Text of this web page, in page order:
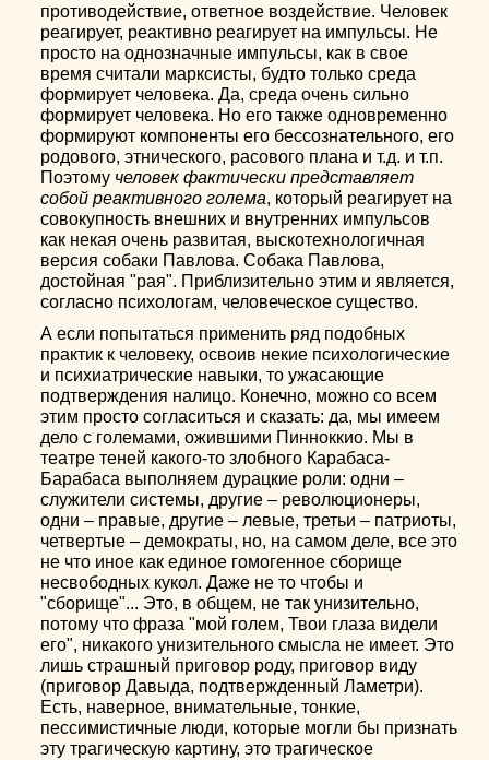
противодействие, ответное воздействие. Человек
реагирует, реактивно реагирует на импульсы. Не
просто на однозначные импульсы, как в свое
время считали марксисты, будто только среда
формирует человека. Да, среда очень сильно
формирует человека. Но его также одновременно
формируют компоненты его бессознательного, его
родового, этнического, расового плана и т.д. и т.п.
Поэтому человек фактически представляет
собой реактивного голема, который реагирует на
совокупность внешних и внутренних импульсов
как некая очень развитая, выскотехнологичная
версия собаки Павлова. Собака Павлова,
достойная "рая". Приблизительно этим и является,
согласно психологам, человеческое существо.
А если попытаться применить ряд подобных
практик к человеку, освоив некие психологические
и психиатрические навыки, то ужасающие
подтверждения налицо. Конечно, можно со всем
этим просто согласиться и сказать: да, мы имеем
дело с големами, ожившими Пинноккио. Мы в
театре теней какого-то злобного Карабаса-
Барабаса выполняем дурацкие роли: одни –
служители системы, другие – революционеры,
одни – правые, другие – левые, третьи – патриоты,
четвертые – демократы, но, на самом деле, все это
не что иное как единое гомогенное сборище
несвободных кукол. Даже не то чтобы и
"сборище"... Это, в общем, не так унизительно,
потому что фраза "мой голем, Твои глаза видели
его", никакого унизительного смысла не имеет. Это
лишь страшный приговор роду, приговор виду
(приговор Давыда, подтвержденный Ламетри).
Есть, наверное, внимательные, тонкие,
пессимистичные люди, которые могли бы признать
эту трагическую картину, это трагическое